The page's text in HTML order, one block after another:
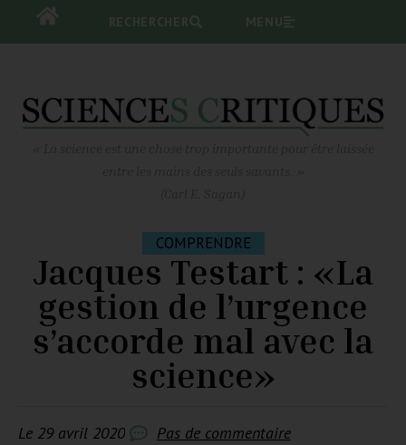
RECHERCHER
RECHERCHER MENU
« La science est une chose trop importante pour être laissée
(Carl E. Sagan)
COMPRENDRE
Jacques Testart : «La
gestion de l’urgence
s’accorde mal avec la
science»
Le 29 avril 2020 Pas de commentaire